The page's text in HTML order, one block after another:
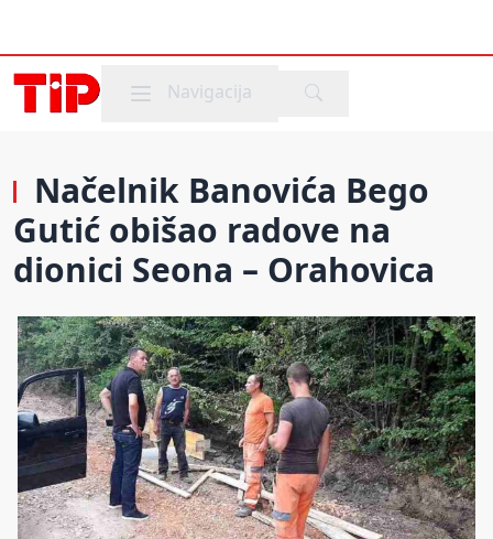
Mobile menu
Navigacija
Načelnik Banovića Bego
Gutić obišao radove na
dionici Seona – Orahovica